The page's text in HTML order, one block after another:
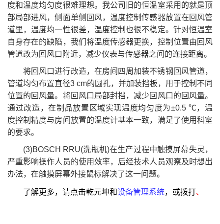
度和温度均匀度很难理想。我公司旧的恒温室采用的就是顶
部局部进风，侧面单侧回风，温度控制传感器放置在回风管
道里，温度均一性很差，温度控制也很不稳定。针对恒温室
自身存在的缺陷，我们将温度传感器更换，控制位置由回风
管道改为回风口附近，减少仪表与传感器之间的连接距离。
将回风口进行改造，在房间四周加装不锈钢回风管道，
管道均匀布置直径3 cm的圆孔，并加装挡板，用于控制不同
位置的回风量。将回风口局部封挡，减少回风口的回风量。
通过改造，在制品放置区域实现温度均匀度为±0.5 ℃，温
度控制精度与房间放置的温度计基本一致，满足了使用科室
的要求。
(3)BOSCH RRU(洗瓶机)在生产过程中触摸屏幕失灵，
严重影响操作人员的使用效率，后经技术人员观察及时想出
办法，在触摸屏幕外接鼠标解决了这一问题。
了解更多，请点击乾元坤和设备管理系统， 或拨打、